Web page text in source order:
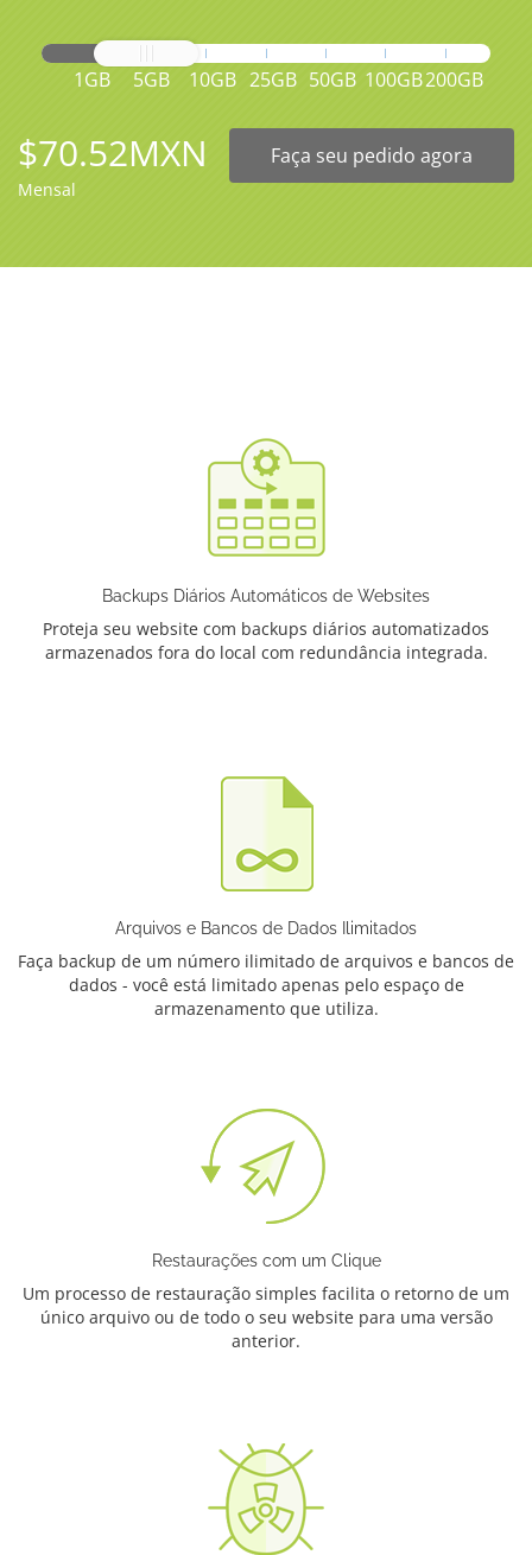
1GB 5GB 10GB 25GB 50GB 100GB200GB
$70.52MXN
Mensal
Faça seu pedido agora
Backups Diários Automáticos de Websites
Proteja seu website com backups diários automatizados
armazenados fora do local com redundância integrada.
Arquivos e Bancos de Dados Ilimitados
Faça backup de um número ilimitado de arquivos e bancos de
dados - você está limitado apenas pelo espaço de
armazenamento que utiliza.
Restaurações com um Clique
Um processo de restauração simples facilita o retorno de um
único arquivo ou de todo o seu website para uma versão
anterior.